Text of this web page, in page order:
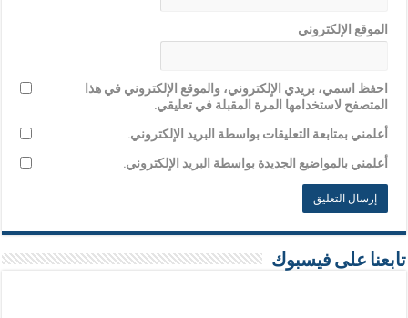
الموقع الإلكتروني
احفظ اسمي، بريدي الإلكتروني، والموقع الإلكتروني في هذا
المتصفح لاستخدامها المرة المقبلة في تعليقي.
أعلمني بمتابعة التعليقات بواسطة البريد الإلكتروني.
أعلمني بالمواضيع الجديدة بواسطة البريد الإلكتروني.
تابعنا على فيسبوك